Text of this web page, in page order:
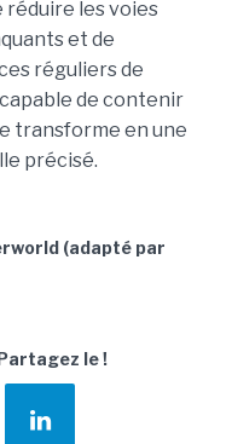
réduire les voies
et de
réguliers de
de contenir
transforme en une
précisé.
(adapté par
le !